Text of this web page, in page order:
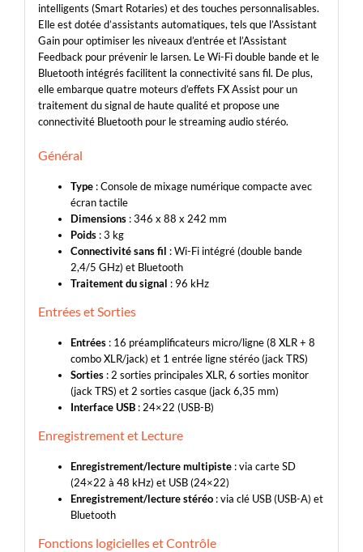
intelligents (Smart Rotaries) et des touches personnalisables.
Elle est dotée d’assistants automatiques, tels que l’Assistant
Gain pour optimiser les niveaux d’entrée et l’Assistant
Feedback pour prévenir le larsen. Le Wi-Fi double bande et le
Bluetooth intégrés facilitent la connectivité sans fil. De plus,
elle embarque quatre moteurs d’effets FX Assist pour un
traitement du signal de haute qualité et propose une
connectivité Bluetooth pour le streaming audio stéréo.
Général
Type: Console de mixage numérique compacte avec
écran tactile
Dimensions: 346 x 88 x 242 mm
Poids: 3 kg
Connectivité sans fil : Wi-Fi intégré (double bande
2,4/5 GHz) et Bluetooth
Traitement du signal : 96 kHz
Entrées et Sorties
Entrées: 16 préamplificateurs micro/ligne (8 XLR + 8
combo XLR/jack) et 1 entrée ligne stéréo (jack TRS)
Sorties: 2 sorties principales XLR, 6 sorties monitor
(jack TRS) et 2 sorties casque (jack 6,35 mm)
Interface USB: 24×22 (USB-B)
Enregistrement et Lecture
Enregistrement/lecture multipiste: via carte SD
(24×22 à 48 kHz) et USB (24×22)
Enregistrement/lecture stéréo: via clé USB (USB-A) et
Bluetooth
Fonctions logicielles et Contrôle